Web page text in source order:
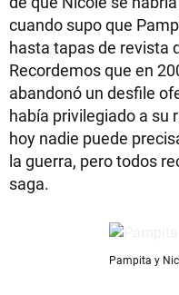
cuando supo que
hasta tapas de revista
Recordemos que en
abandonó un desfile
había privilegiado a su
hoy nadie puede
la guerra, pero todos
saga.
Pampita y